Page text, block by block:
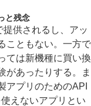
と残念
供されるし、アッ
こともない。一方で
ては新機種に買い換
があったりする。ま
アプリのためのAPI
えないアプリとい